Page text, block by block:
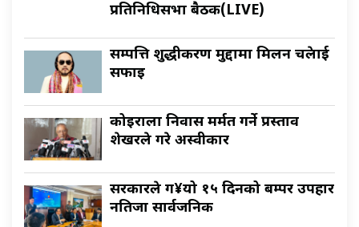
प्रतिनिधिसभा बैठक(LIVE)
सम्पत्ति शुद्धीकरण मुद्दामा मिलन चक्रेलाई
सफाइ
कोइराला निवास मर्मत गर्ने प्रस्ताव
शेखरले गरे अस्वीकार
सरकारले ग¥यो १५ दिनको बम्पर उपहार
नतिजा सार्वजनिक